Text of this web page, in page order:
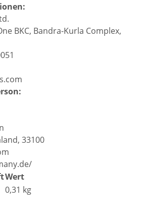
BKC, Bandra-Kurla Complex,
33100
Wert
0,31 kg